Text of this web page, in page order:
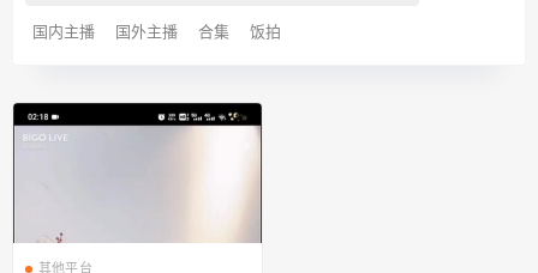
国内主播 国外主播 合集 饭拍
其他平台